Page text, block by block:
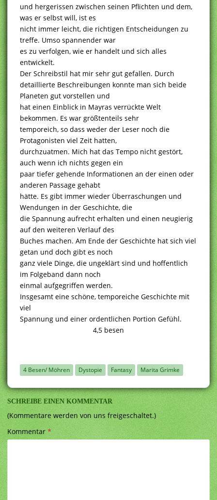
und hergerissen zwischen seinen Pflichten und dem,
was er selbst will, ist es
nicht immer leicht, die richtigen Entscheidungen zu
treffe. Umso spannender war
es zu verfolgen, wie er handelt und sich alles
entwickelt.
Der Schreibstil hat mir sehr gut gefallen. Durch
detaillierte Beschreibungen konnte man sich beide
Planeten gut vorstellen und
hat einen Einblick in Mayras verrückte Welt
bekommen. Es war größtenteils sehr
temporeich, so dass weder der Leser noch die
Protagonisten viel Zeit hatten,
durchzuatmen. Mich hat das Tempo nicht gestört,
auch wenn ich nichts gegen ein
paar tiefer gehende Informationen an der einen oder
anderen Passage gehabt
hätte. Es gibt immer wieder Überraschungen und
Wendungen in der Geschichte, die
die Spannung aufrecht erhalten und einen neugierig
auf den weiteren Verlauf des
Buches machen. Am Ende der Geschichte hat sich viel
getan und doch gibt es noch
ganz viele Dinge, die ungeklärt sind und hoffentlich
im Folgeband dann noch
einmal aufgegriffen werden.
Insgesamt eine schöne, temporeiche Geschichte mit
viel
Spannung und einer ordentlichen Portion Gefühl.
4,5 besen
4 Besen/ Möhren Dystopie Fantasy Marita Grimke
SCHREIBE EINEN KOMMENTAR
(Kommentare werden von uns freigeschaltet.)
Kommentar*